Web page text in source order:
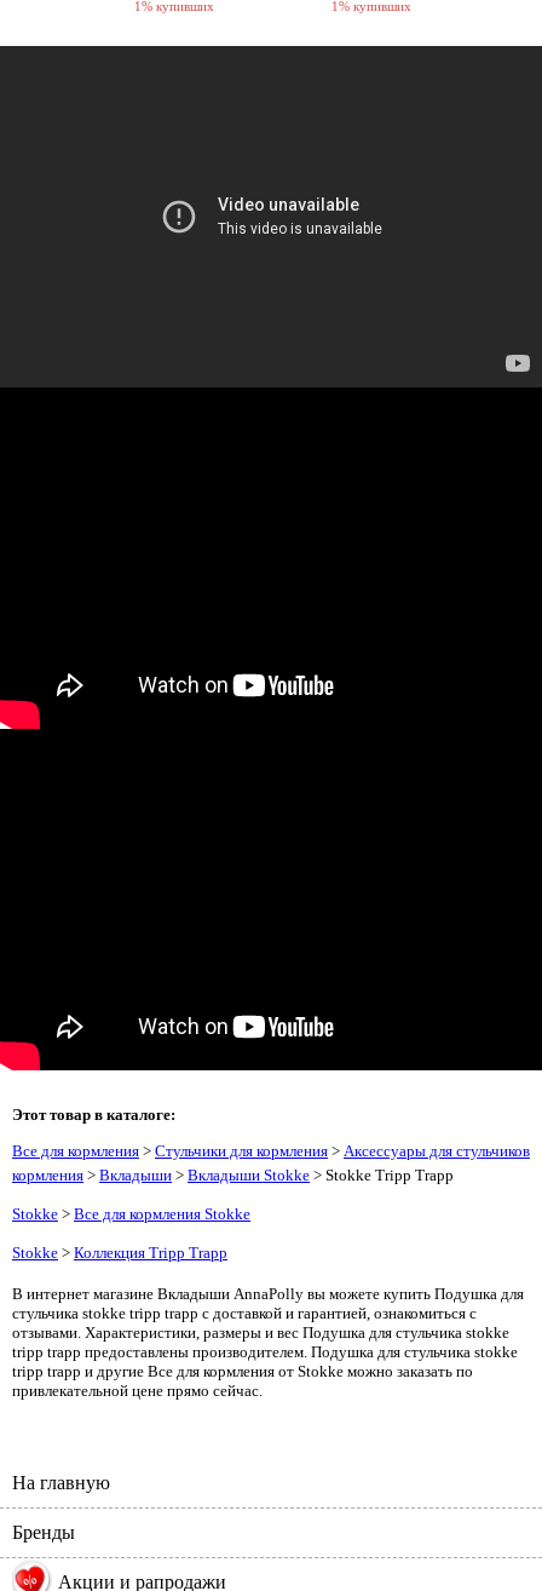
1% купивших
1% купивших
Этот товар в каталоге:
Все для кормления > Стульчики для кормления > Аксессуары для стульчиков
кормления > Вкладыши > Вкладыши Stokke > Stokke Tripp Trapp
Stokke > Все для кормления Stokke
Stokke > Коллекция Tripp Trapp
В интернет магазине Вкладыши AnnaPolly вы можете купить Подушка для
стульчика stokke tripp trapp с доставкой и гарантией, ознакомиться с
отзывами. Характеристики, размеры и вес Подушка для стульчика stokke
tripp trapp предоставлены производителем. Подушка для стульчика stokke
tripp trapp и другие Все для кормления от Stokke можно заказать по
привлекательной цене прямо сейчас.
На главную
Бренды
% Акции и рапродажи